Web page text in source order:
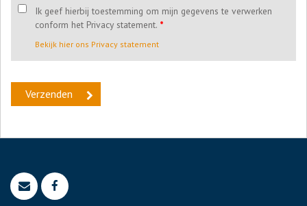
Ik geef hierbij toestemming om mijn gegevens te verwerken
conform het Privacy statement. *
Bekijk hier ons Privacy statement